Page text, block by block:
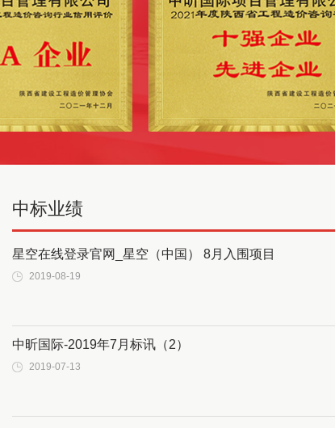
中标业绩
星空在线登录官网_星空（中国） 8月入围项目
2019-08-19
中昕国际-2019年7月标讯（2）
2019-07-13